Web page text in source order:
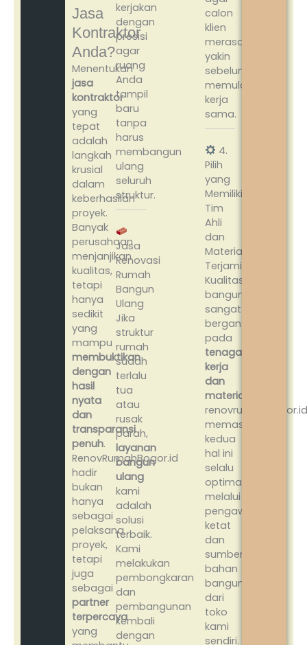
Jasa
Kontraktor
Anda?
Menentukan
jasa
kontraktor
yang
tepat
adalah
langkah
krusial
dalam
keberhasilan
proyek.
Banyak
perusahaan
menjanjikan
kualitas,
tetapi
hanya
sedikit
yang
mampu
membuktikan
dengan
hasil
nyata
dan
transparansi
penuh.
RenovRumahBogor.id
hadir
bukan
hanya
sebagai
pelaksana
proyek,
tetapi
juga
sebagai
partner
terpercaya
yang
kerjakan
dengan
presisi
agar
ruang
Anda
tampil
baru
tanpa
harus
membangun
ulang
seluruh
struktur.
Jasa
Renovasi
Rumah
Bangun
Ulang
Jika
struktur
rumah
sudah
terlalu
tua
atau
rusak
parah,
layanan
bangun
ulang
kami
adalah
solusi
terbaik.
Kami
melakukan
pembongkaran
dan
pembangunan
kembali
dengan
calon
klien
merasa
yakin
sebelum
memulai
kerja
sama.
4.
Pilih
yang
Memiliki
Tim
Ahli
dan
Material
Terjamin
Kualitas
bangunan
sangat
bergantung
pada
tenaga
kerja
dan
material
renovrumahbogor.id
memastikan
kedua
hal ini
selalu
optimal
melalui
pengawasan
ketat
dan
sumber
bahan
bangunan
dari
toko
kami
sendiri.